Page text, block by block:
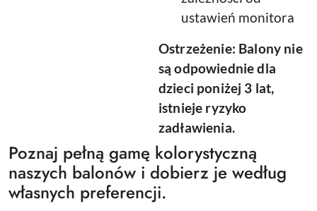
ustawień monitora
Ostrzeżenie: Balony nie
są odpowiednie dla
dzieci poniżej 3 lat,
istnieje ryzyko
zadławienia.
Poznaj pełną gamę kolorystyczną
naszych balonów i dobierz je według
własnych preferencji.